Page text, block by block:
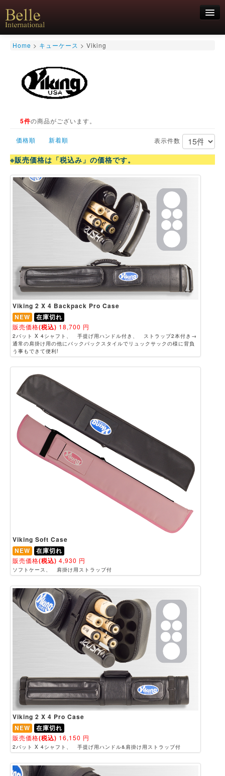
新規会員登録
HOME
キュー
キューケース
アクセサリー
お気軽にお問合せくださいませ！
Home > キューケース > Viking
5件の商品がございます。
価格順 新着順 表示件数
※販売価格は「税込み」の価格です。
Viking 2 X 4 Backpack Pro Case
NEW
在庫切れ
販売価格(税込) 18,700 円
2バット X 4シャフト、 手提げ用ハンドル付き、 ストラップ2本付き→
通常の肩掛け用の他にバックパックスタイルでリュックサックの様に背負
う事もできて便利!
Viking Soft Case
NEW
在庫切れ
販売価格(税込) 4,930 円
ソフトケース、 肩掛け用ストラップ付
Viking 2 X 4 Pro Case
NEW
在庫切れ
販売価格(税込) 16,150 円
2バット X 4シャフト、 手提げ用ハンドル&肩掛け用ストラップ付